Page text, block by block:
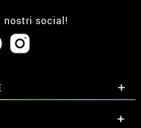
nostri social!